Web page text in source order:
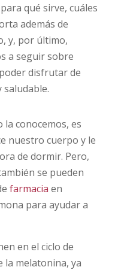
qué sirve, cuáles
además de
y, por último,
a seguir sobre
disfrutar de
saludable.
la conocemos, es
nuestro cuerpo y le
de dormir. Pero,
se pueden
farmacia en
para ayudar a
en el ciclo de
la melatonina, ya